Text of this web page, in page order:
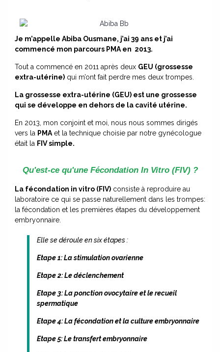
Je m’appelle Abiba Ousmane, j’ai 39 ans et j’ai
commencé mon parcours PMA en 2013.
Tout a commencé en 2011 après deux GEU (grossesse
extra-utérine) qui m’ont fait perdre mes deux trompes.
La grossesse extra-utérine (GEU) est une grossesse
qui se développe en dehors de la cavité utérine.
En 2013, mon conjoint et moi, nous nous sommes dirigés
vers la PMA et la technique choisie par notre gynécologue
était la FIV simple.
Qu'est-ce qu'une Fécondation In Vitro (FIV) ?
La fécondation in vitro (FIV) consiste à reproduire au
laboratoire ce qui se passe naturellement dans les trompes:
la fécondation et les premières étapes du développement
embryonnaire.
Elle se déroule en six étapes :
Etape 1: La stimulation ovarienne
Etape 2: Le déclenchement
Etape 3: La ponction ovocytaire et le recueil
spermatique
Etape 4: La fécondation et la culture embryonnaire
Etape 5: Le transfert embryonnaire